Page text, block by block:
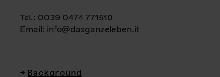
Tel.: 0039 0474 771510
Email: info@dasganzeleben.it
Background